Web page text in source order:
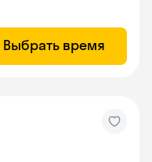
Выбрать время